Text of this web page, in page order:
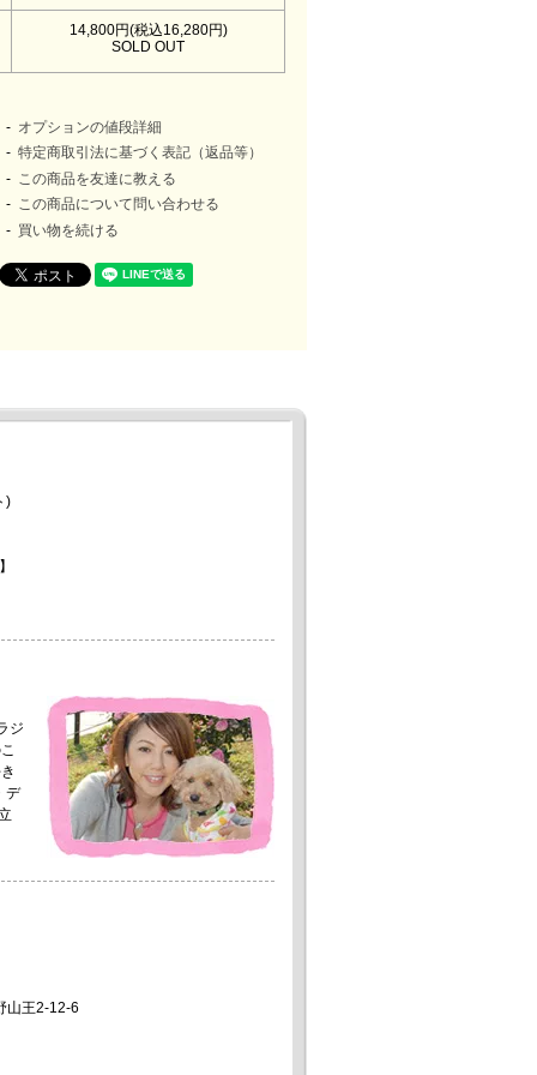
14,800円(税込16,280円)
SOLD OUT
オプションの値段詳細
特定商取引法に基づく表記（返品等）
この商品を友達に教える
この商品について問い合わせる
買い物を続ける
)
ジ
デ
山王2-12-6